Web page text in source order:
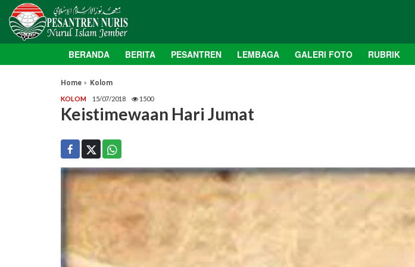
BERANDA BERITA PESANTREN LEMBAGA GALERI FOTO RUBRIK
Home Kolom
KOLOM 15/07/2018 1500
Keistimewaan Hari Jumat